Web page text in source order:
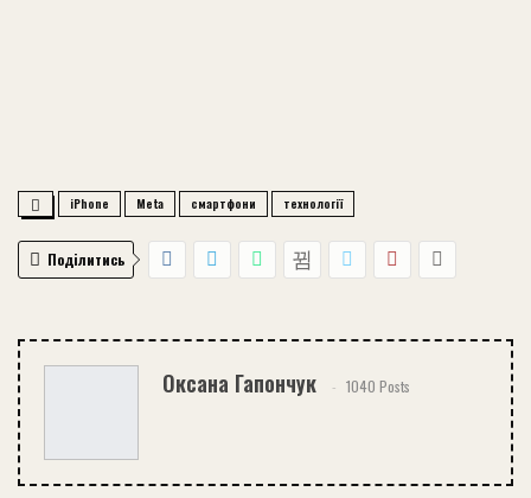
iPhone Meta смартфони технології
Поділитись
Оксана Гапончук 1040 Posts